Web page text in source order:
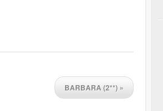
BARBARA (2**) »